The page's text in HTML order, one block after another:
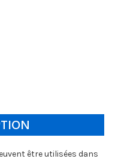
être utilisées dans